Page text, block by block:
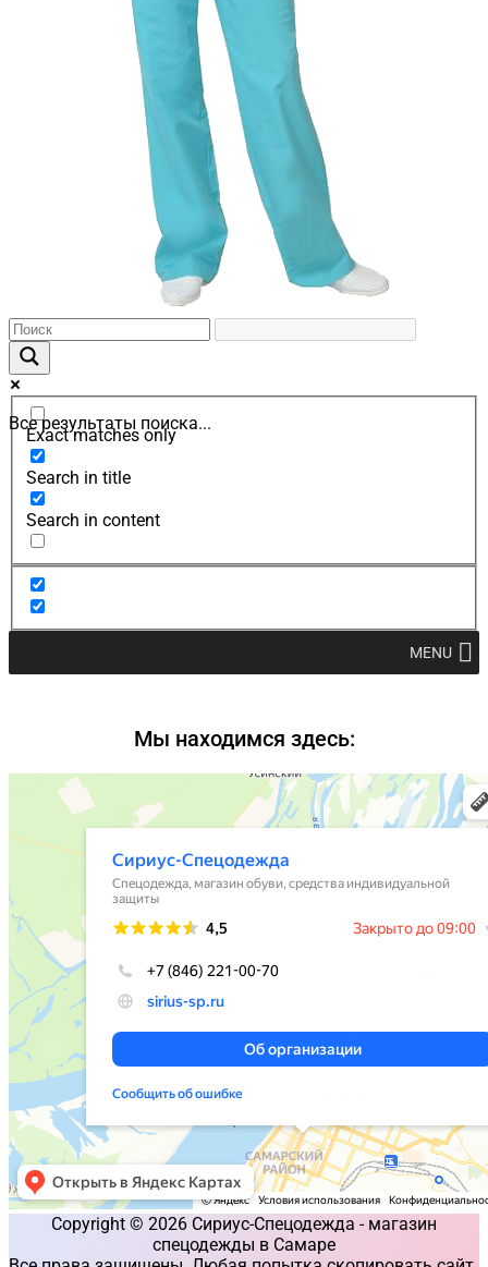
Все результаты поиска...
Exact matches only
Search in title
Search in content
MENU
Мы находимся здесь:
Copyright © 2026 Сириус-Спецодежда - магазин
спецодежды в Самаре